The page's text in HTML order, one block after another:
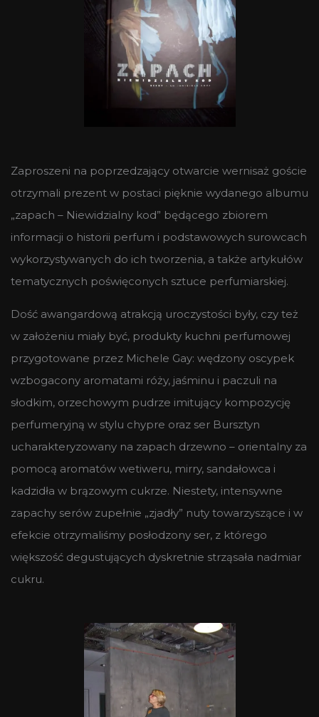
Zaproszeni na poprzedzający otwarcie wernisaż goście
otrzymali prezent w postaci pięknie wydanego albumu
„zapach – Niewidzialny kod” będącego zbiorem
informacji o historii perfum i podstawowych surowcach
wykorzystywanych do ich tworzenia, a także artykułów
tematycznych poświęconych sztuce perfumiarskiej.
Dość awangardową atrakcją uroczystości były, czy też
w założeniu miały być, produkty kuchni perfumowej
przygotowane przez Michele Gay: wędzony oscypek
wzbogacony aromatami róży, jaśminu i paczuli na
słodkim, orzechowym pudrze imitujący kompozycję
perfumeryjną w stylu chypre oraz ser Bursztyn
ucharakteryzowany na zapach drzewno – orientalny za
pomocą aromatów wetiweru, mirry, sandałowca i
kadzidła w brązowym cukrze. Niestety, intensywne
zapachy serów zupełnie „zjadły” nuty towarzyszące i w
efekcie otrzymaliśmy posłodzony ser, z którego
większość degustujących dyskretnie strząsała nadmiar
cukru.